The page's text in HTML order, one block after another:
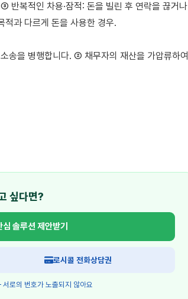
반복적인 차용·잠적: 돈을 빌린 후 연락을 끊거나
과 다르게 돈을 사용한 경우.
송을 병행합니다. ② 채무자의 재산을 가압류하여
싶다면?
심 솔루션 제안받기
로시콜 전화상담권
로의 번호가 노출되지 않아요